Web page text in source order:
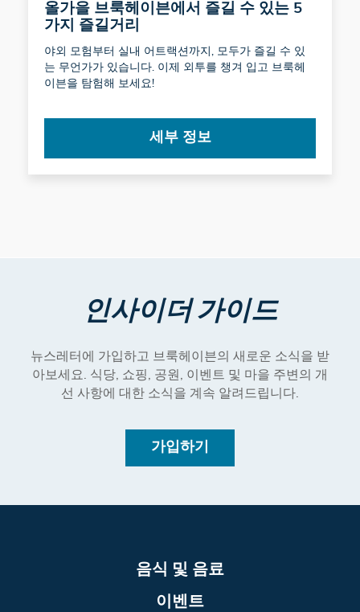
올가을 브룩헤이븐에서 즐길 수 있는 5
가지 즐길거리
야외 모험부터 실내 어트랙션까지, 모두가 즐길 수 있
는 무언가가 있습니다. 이제 외투를 챙겨 입고 브룩헤
이븐을 탐험해 보세요!
세부 정보
인사이더 가이드
뉴스레터에 가입하고 브룩헤이븐의 새로운 소식을 받
아보세요. 식당, 쇼핑, 공원, 이벤트 및 마을 주변의 개
선 사항에 대한 소식을 계속 알려드립니다.
가입하기
음식 및 음료
이벤트